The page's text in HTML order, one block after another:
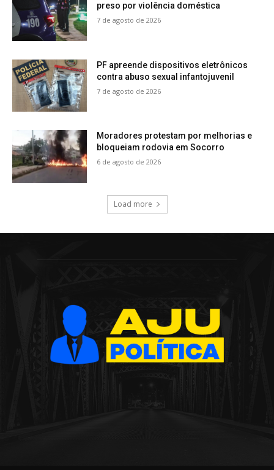
preso por violência doméstica
7 de agosto de 2026
PF apreende dispositivos eletrônicos
contra abuso sexual infantojuvenil
7 de agosto de 2026
Moradores protestam por melhorias e
bloqueiam rodovia em Socorro
6 de agosto de 2026
Load more